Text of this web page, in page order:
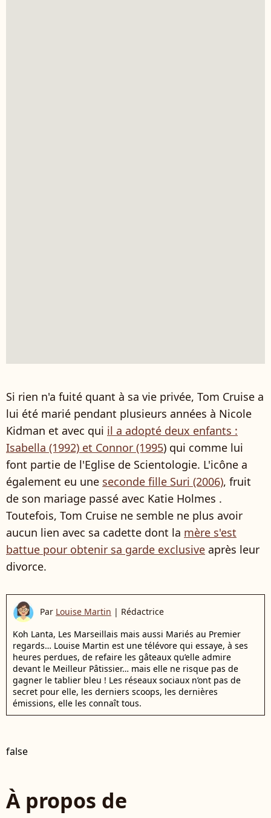
Si rien n'a fuité quant à sa vie privée, Tom Cruise a
lui été marié pendant plusieurs années à Nicole
Kidman et avec qui il a adopté deux enfants :
Isabella (1992) et Connor (1995) qui comme lui
font partie de l'Eglise de Scientologie. L'icône a
également eu une seconde fille Suri (2006), fruit
de son mariage passé avec Katie Holmes .
Toutefois, Tom Cruise ne semble ne plus avoir
aucun lien avec sa cadette dont la mère s'est
battue pour obtenir sa garde exclusive après leur
divorce.
Par Louise Martin | Rédactrice
Koh Lanta, Les Marseillais mais aussi Mariés au Premier
regards… Louise Martin est une télévore qui essaye, à ses
heures perdues, de refaire les gâteaux qu’elle admire
devant le Meilleur Pâtissier… mais elle ne risque pas de
gagner le tablier bleu ! Les réseaux sociaux n’ont pas de
secret pour elle, les derniers scoops, les dernières
émissions, elle les connaît tous.
false
À propos de